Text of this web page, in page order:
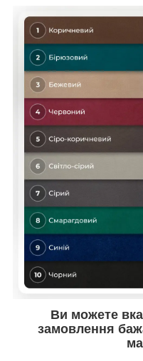
Ви можете
замовлення